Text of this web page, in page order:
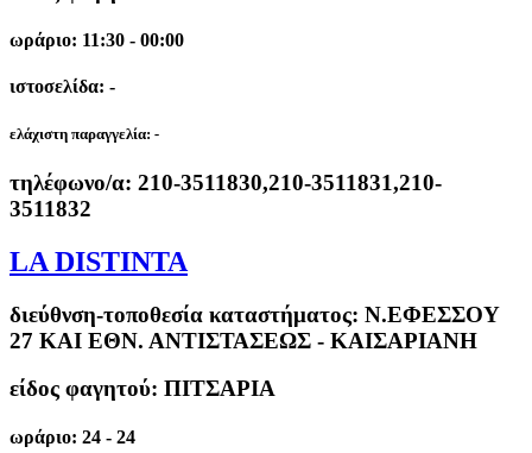
ωράριο: 11:30 - 00:00
ιστοσελίδα: -
ελάχιστη παραγγελία: -
τηλέφωνο/α: 210-3511830,210-3511831,210-
3511832
LA DISTINTA
διεύθνση-τοποθεσία καταστήματος: Ν.ΕΦΕΣΣΟΥ
27 ΚΑΙ ΕΘΝ. ΑΝΤΙΣΤΑΣΕΩΣ - ΚΑΙΣΑΡΙΑΝΗ
είδος φαγητού: ΠΙΤΣΑΡΙΑ
ωράριο: 24 - 24